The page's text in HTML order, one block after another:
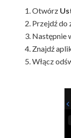
Otwórz
Przejdź do
Następnie
Znajdź
Włącz